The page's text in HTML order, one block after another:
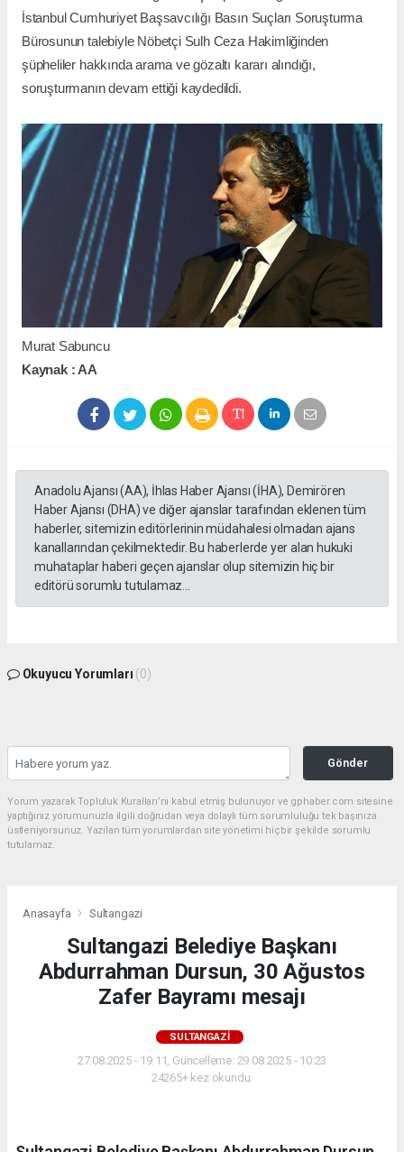
İstanbul Cumhuriyet Başsavcılığı Basın Suçları Soruşturma
Bürosunun talebiyle Nöbetçi Sulh Ceza Hakimliğinden
şüpheliler hakkında arama ve gözaltı kararı alındığı,
soruşturmanın devam ettiği kaydedildi.
Murat Sabuncu
Kaynak : AA
Anadolu Ajansı (AA), İhlas Haber Ajansı (İHA), Demirören
Haber Ajansı (DHA) ve diğer ajanslar tarafından eklenen tüm
haberler, sitemizin editörlerinin müdahalesi olmadan ajans
kanallarından çekilmektedir. Bu haberlerde yer alan hukuki
muhataplar haberi geçen ajanslar olup sitemizin hiç bir
editörü sorumlu tutulamaz...
Okuyucu Yorumları (0)
Gönder
Yorum yazarak Topluluk Kuralları’nı kabul etmiş bulunuyor ve gphaber.com sitesine
yaptığınız yorumunuzla ilgili doğrudan veya dolaylı tüm sorumluluğu tek başınıza
üstleniyorsunuz. Yazılan tüm yorumlardan site yönetimi hiçbir şekilde sorumlu
tutulamaz.
Anasayfa Sultangazi
Sultangazi Belediye Başkanı
Abdurrahman Dursun, 30 Ağustos
Zafer Bayramı mesajı
SULTANGAZI
27.08.2025 - 19:11, Güncelleme: 29.08.2025 - 10:23
24265+ kez okundu.